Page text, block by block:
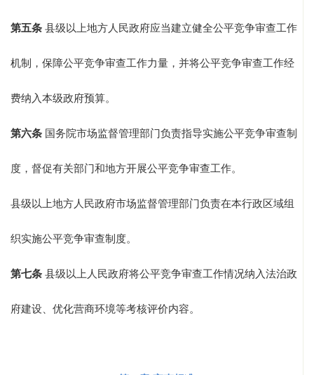
第五条 县级以上地方人民政府应当建立健全公平竞争审查工作
机制，保障公平竞争审查工作力量，并将公平竞争审查工作经
费纳入本级政府预算。
第六条 国务院市场监督管理部门负责指导实施公平竞争审查制
度，督促有关部门和地方开展公平竞争审查工作。
县级以上地方人民政府市场监督管理部门负责在本行政区域组
织实施公平竞争审查制度。
第七条 县级以上人民政府将公平竞争审查工作情况纳入法治政
府建设、优化营商环境等考核评价内容。